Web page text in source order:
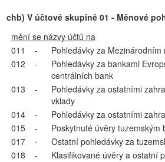
chb) V účtové skupině 01 - Měnové
mění se názvy účtů na
011
-
Pohledávky za Mezinárodním
012
-
Pohledávky za bankami
centrálních bank
013
-
Pohledávky za ostatními
vklady
014
-
Pohledávky za ostatními
015
-
Poskytnuté úvěry tuzemským
017
-
Ostatní pohledávky za
018
-
Klasifikované úvěry a ostatní